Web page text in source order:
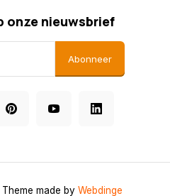
onze nieuwsbrief
Abonneer
Theme made by Webdinge